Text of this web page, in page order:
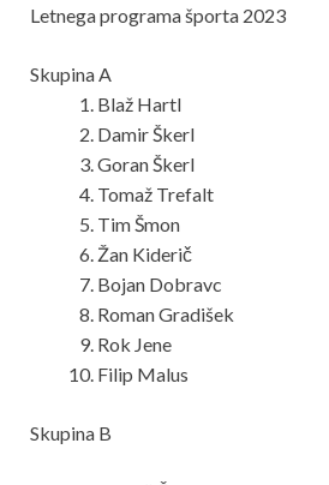
Letnega programa športa 2023
Skupina A
Blaž Hartl
Damir Škerl
Goran Škerl
Tomaž Trefalt
Tim Šmon
Žan Kiderič
Bojan Dobravc
Roman Gradišek
Rok Jene
Filip Malus
Skupina B